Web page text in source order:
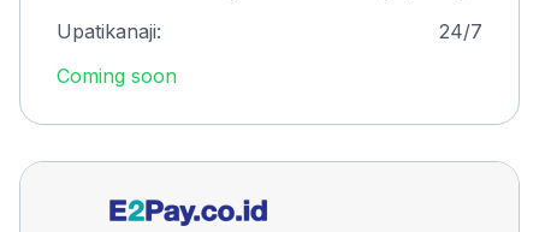
Upatikanaji:
24/7
Coming soon